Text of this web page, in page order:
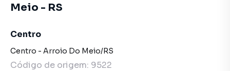
Meio - RS
Centro
Centro - Arroio Do Meio/RS
Código de origem: 9522